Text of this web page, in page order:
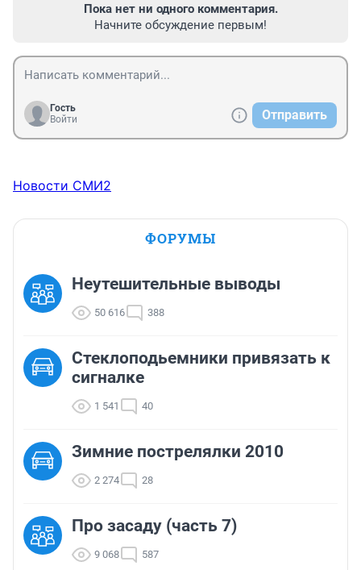
Пока нет ни одного комментария.
Начните обсуждение первым!
Гость
Войти
Отправить
Новости СМИ2
ФОРУМЫ
Неутешительные выводы
50 616 388
Стеклоподьемники привязать к
сигналке
1 541 40
Зимние пострелялки 2010
2 274 28
Про засаду (часть 7)
9 068 587